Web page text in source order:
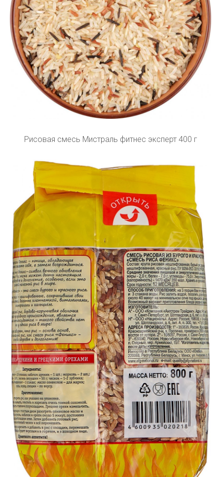
Рисовая смесь Мистраль фитнес эксперт 400 г